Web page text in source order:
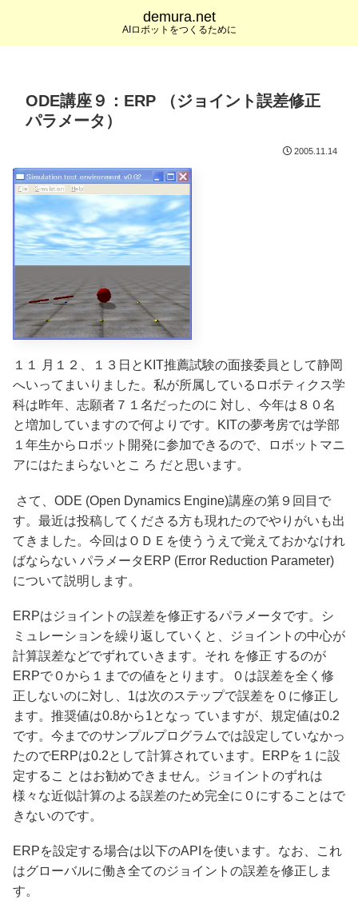
demura.net
AIロボットをつくるために
ODE講座９：ERP （ジョイント誤差修正
パラメータ）
2005.11.14
１１ 月１２、１３日とKIT推薦試験の面接委員として静岡
へいってまいりました。私が所属しているロボティクス学
科は昨年、志願者７１名だったのに 対し、今年は８０名
と増加していますので何よりです。KITの夢考房では学部
１年生からロボット開発に参加できるので、ロボットマニ
アにはたまらないとこ ろ だと思います。
さて、ODE (Open Dynamics Engine)講座の第９回目で
す。最近は投稿してくださる方も現れたのでやりがいも出
てきました。今回はＯＤＥを使ううえで覚えておかなけれ
ばならない パラメータERP (Error Reduction Parameter)
について説明します。
ERPはジョイントの誤差を修正するパラメータです。シ
ミュレーションを繰り返していくと、ジョイントの中心が
計算誤差などでずれていきます。それ を修正 するのが
ERPで０から１までの値をとります。０は誤差を全く修
正しないのに対し、1は次のステップで誤差を０に修正し
ます。推奨値は0.8から1となっ ていますが、規定値は0.2
です。今までのサンプルプログラムでは設定していなかっ
たのでERPは0.2として計算されています。ERPを１に設
定するこ とはお勧めできません。ジョイントのずれは
様々な近似計算のよる誤差のため完全に０にすることはで
きないのです。
ERPを設定する場合は以下のAPIを使います。なお、これ
はグローバルに働き全てのジョイントの誤差を修正しま
す。